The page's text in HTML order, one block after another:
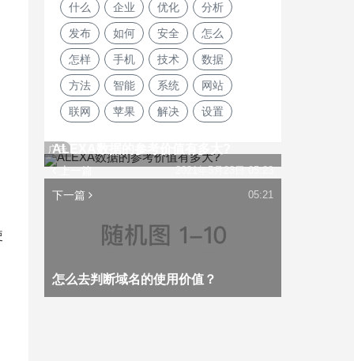
什么 企业 优化 分析
发布 如何 安全 怎么
怎样 手机 技术 数据
方法 智能 系统 网站
联网 苹果 解决 设置
广告
上一篇
ALEXA数据的参考价值有多大?
2021年5月23日 05:23
下一篇
怎么去判断域名的使用价值？
05:21